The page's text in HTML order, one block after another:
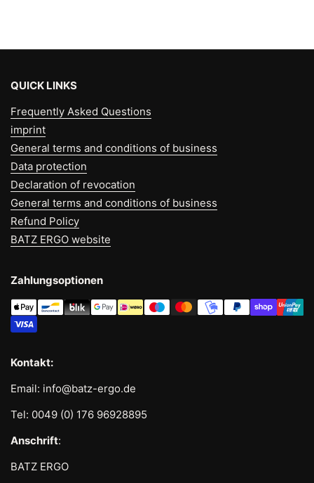
QUICK LINKS
Frequently Asked Questions
imprint
General terms and conditions of business
Data protection
Declaration of revocation
General terms and conditions of business
Refund Policy
BATZ ERGO website
Zahlungsoptionen
Kontakt:
Email: info@batz-ergo.de
Tel: 0049 (0) 176 96928895
Anschrift:
BATZ ERGO